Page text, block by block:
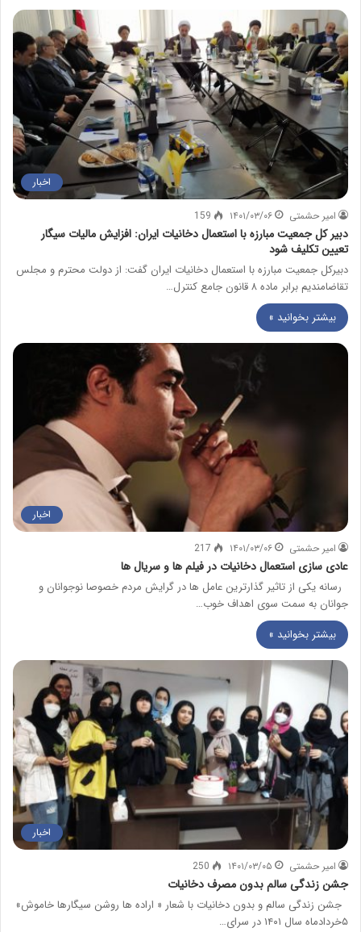
اخبار
امیر حشمتی ۱۴۰۱/۰۳/۰۶ 159
دبیر کل جمعیت مبارزه با استعمال دخانیات ایران: افزایش مالیات سیگار
تعیین تکلیف شود
دبیرکل جمعیت مبارزه با استعمال دخانیات ایران گفت: از دولت محترم و مجلس
تقاضامندیم برابر ماده ۸ قانون جامع کنترل…
بیشتر بخوانید »
اخبار
امیر حشمتی ۱۴۰۱/۰۳/۰۶ 217
عادی سازی استعمال دخانیات در فیلم ها و سریال ها
رسانه یکی از تاثیر گذارترین عامل ها در گرایش مردم خصوصا نوجوانان و
جوانان به سمت سوی اهداف خوب…
بیشتر بخوانید »
اخبار
امیر حشمتی ۱۴۰۱/۰۳/۰۵ 250
جشن زندگی سالم بدون مصرف دخانیات
جشن زندگی سالم و بدون دخانیات با شعار « اراده ها روشن سیگارها خاموش»
۵خردادماه سال ۱۴۰۱ در سرای…